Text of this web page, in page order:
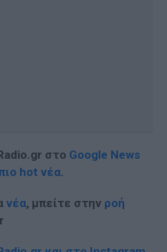
στο Google News
hot νέα.
νέα, μπείτε στην ροή